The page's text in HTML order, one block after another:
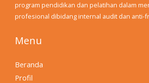
program pendidikan dan pelatihan dalam
profesional dibidang internal audit dan anti-
Menu
Beranda
Profil